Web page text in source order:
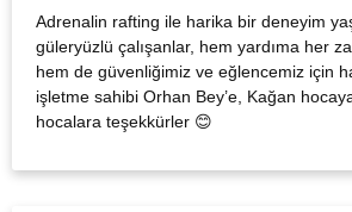
Adrenalin rafting ile harika bir deneyim
güleryüzlü çalışanlar, hem yardıma her
hem de güvenliğimiz ve eğlencemiz için
işletme sahibi Orhan Bey’e, Kağan
hocalara teşekkürler 😊